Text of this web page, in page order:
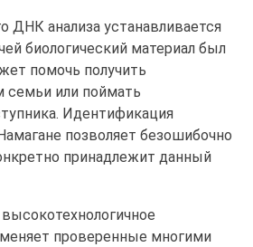
ДНК анализа устанавливается
биологический материал был
помочь получить
семьи или поймать
Идентификация
позволяет безошибочно
принадлежит данный
проверенные многими